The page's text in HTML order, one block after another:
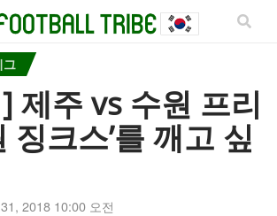
그
제주 vs 수원 프리
징크스’를 깨고 싶
2018 10:00 오전